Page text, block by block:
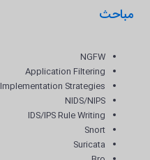
مباحث
NGFW
Application Filtering
Implementation Strategies
NIDS/NIPS
IDS/IPS Rule Writing
Snort
Suricata